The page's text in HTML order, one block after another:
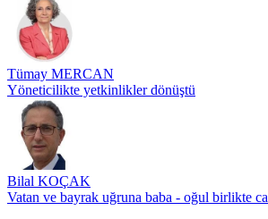
Tümay MERCAN
Yöneticilikte yetkinlikler dönüştü
Bilal KOÇAK
Vatan ve bayrak uğruna baba - oğul birlikte